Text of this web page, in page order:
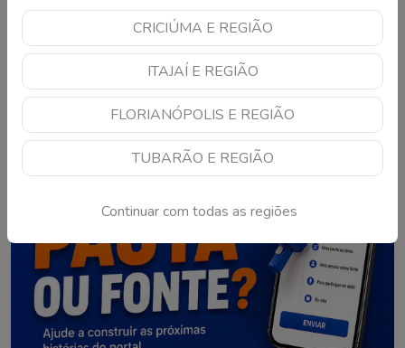
CRICIÚMA E REGIÃO
ITAJAÍ E REGIÃO
FLORIANÓPOLIS E REGIÃO
TUBARÃO E REGIÃO
Continuar com todas as regiões
1 2 3 … 10